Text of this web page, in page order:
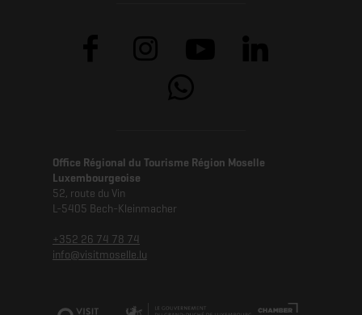
Office Régional du Tourisme Région Moselle
Luxembourgeoise
52, route du Vin
L-5405 Bech-Kleinmacher
+352 26 74 78 74
info@visitmoselle.lu